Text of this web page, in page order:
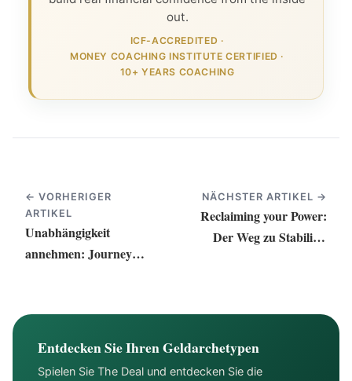
out.
ICF-ACCREDITED ·
MONEY COACHING INSTITUTE CERTIFIED ·
10+ YEARS COACHING
← VORHERIGER
ARTIKEL
Unabhängigkeit
annehmen: Journey
NÄCHSTER ARTIKEL →
Reclaiming your Power:
Der Weg zu Stabilität
Entdecken Sie Ihren Geldarchetypen
Spielen Sie The Deal und entdecken Sie die